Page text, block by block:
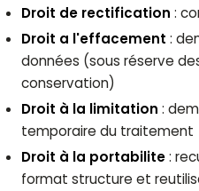
Droit de rectification :
Droit a l'effacement :
données (sous réserve
conservation)
Droit à la limitation :
temporaire du traitement
Droit à la portabilite:
format structure et